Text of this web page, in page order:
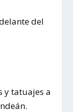
del
y tatuajes a